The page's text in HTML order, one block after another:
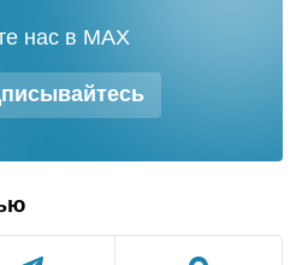
нас в MAX